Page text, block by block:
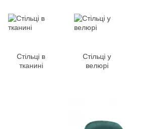
Стільці в
тканині
Стільці у
велюрі